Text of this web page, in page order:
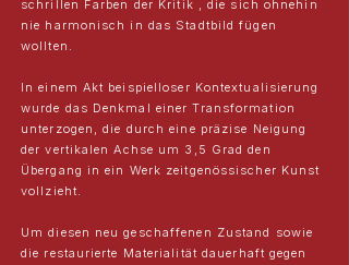
schrillen Farben der Kritik , die sich ohnehin
nie harmonisch in das Stadtbild fügen
wollten.
In einem Akt beispielloser Kontextualisierung
wurde das Denkmal einer Transformation
unterzogen, die durch eine präzise Neigung
der vertikalen Achse um 3,5 Grad den
Übergang in ein Werk zeitgenössischer Kunst
vollzieht.
Um diesen neu geschaffenen Zustand sowie
die restaurierte Materialität dauerhaft gegen